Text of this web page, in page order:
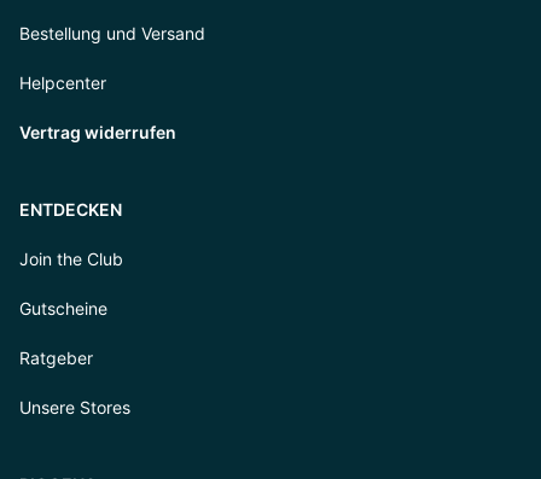
Bestellung und Versand
Helpcenter
Vertrag widerrufen
ENTDECKEN
Join the Club
Gutscheine
Ratgeber
Unsere Stores